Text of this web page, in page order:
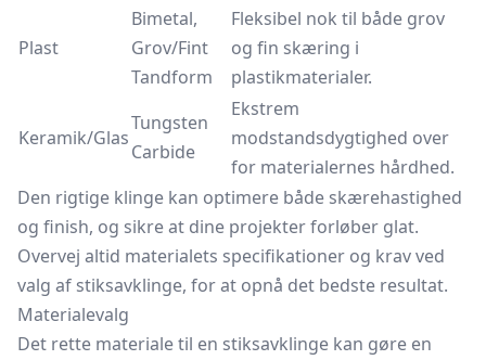
Plast
Bimetal,
Grov/Fint
Tandform
Fleksibel nok til både grov
og fin skæring i
plastikmaterialer.
Keramik/Glas
Tungsten
Carbide
Ekstrem
modstandsdygtighed over
for materialernes hårdhed.
Den rigtige klinge kan optimere både skærehastighed
og finish, og sikre at dine projekter forløber glat.
Overvej altid materialets specifikationer og krav ved
valg af stiksavklinge, for at opnå det bedste resultat.
Materialevalg
Det rette materiale til en stiksavklinge kan gøre en